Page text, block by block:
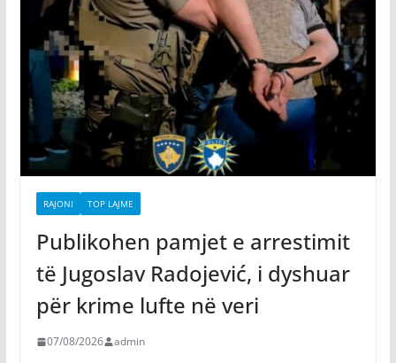
RAJONI TOP LAJME
Publikohen pamjet e arrestimit
të Jugoslav Radojević, i dyshuar
për krime lufte në veri
07/08/2026 admin